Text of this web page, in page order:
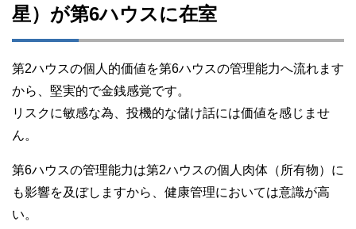
星）が第6ハウスに在室
第2ハウスの個人的価値を第6ハウスの管理能力へ流れます
から、堅実的で金銭感覚です。
リスクに敏感な為、投機的な儲け話には価値を感じませ
ん。
第6ハウスの管理能力は第2ハウスの個人肉体（所有物）に
も影響を及ぼしますから、健康管理においては意識が高
い。